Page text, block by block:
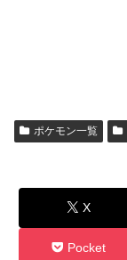
ポケモン一覧
X
Pocket